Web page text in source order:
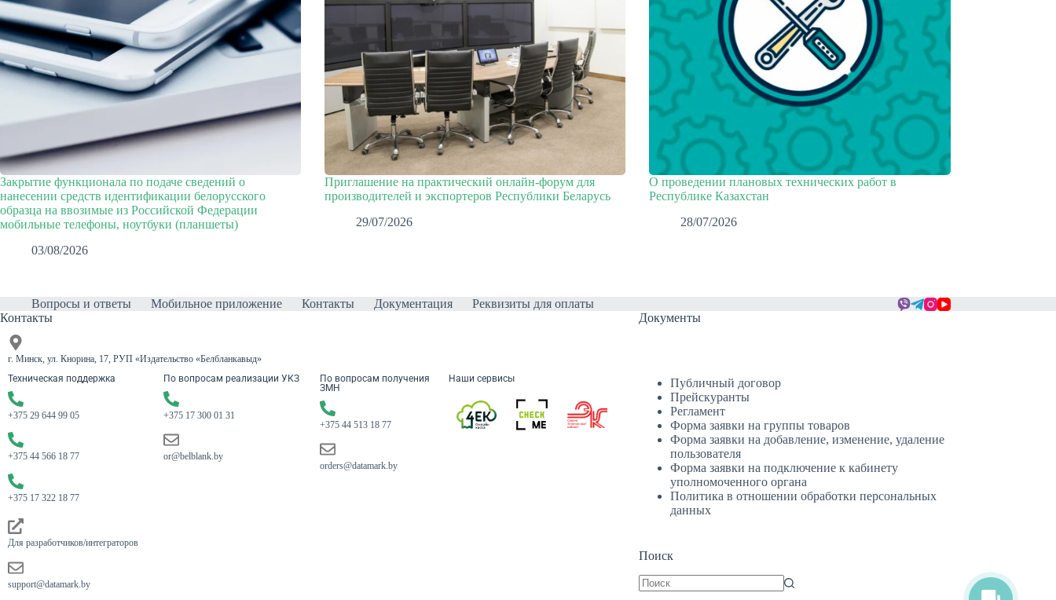
Закрытие функционала по подаче сведений о
нанесении средств идентификации белорусского
образца на ввозимые из Российской Федерации
мобильные телефоны, ноутбуки (планшеты)
03/08/2026
Приглашение на практический онлайн-форум для
производителей и экспортеров Республики Беларусь
29/07/2026
О проведении плановых технических работ в
Республике Казахстан
28/07/2026
Вопросы и ответы Мобильное приложение Контакты Документация
Реквизиты для оплаты
Контакты
г. Минск, ул. Кнорина, 17, РУП «Издательство «Белбланкавыд»
Техническая поддержка
+375 29 644 99 05
+375 44 566 18 77
+375 17 322 18 77
Для разработчиков/интеграторов
support@datamark.by
По вопросам реализации УКЗ
+375 17 300 01 31
or@belblank.by
По вопросам получения
ЗМН
+375 44 513 18 77
orders@datamark.by
Наши сервисы
Документы
Публичный договор
Прейскуранты
Регламент
Форма заявки на группы товаров
Форма заявки на добавление, изменение, удаление
пользователя
Форма заявки на подключение к кабинету
уполномоченного органа
Политика в отношении обработки персональных
данных
Поиск